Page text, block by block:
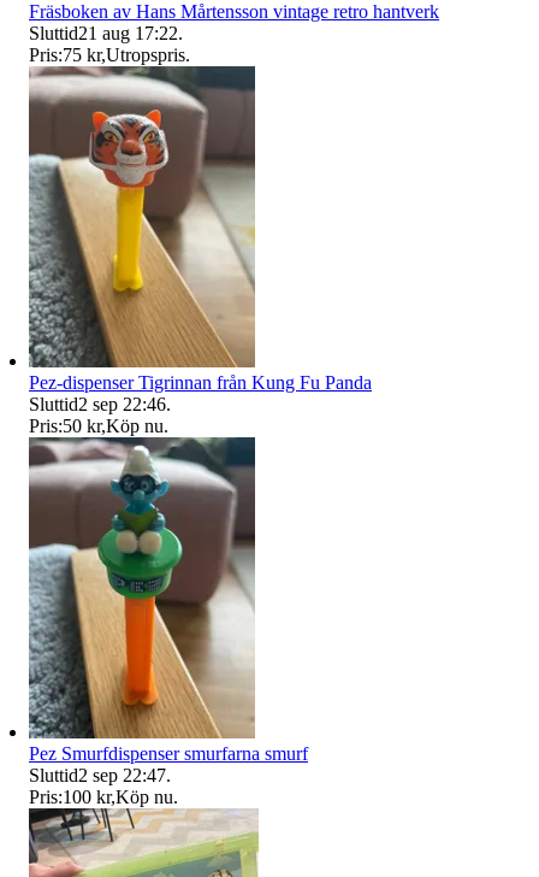
Fräsboken av Hans Mårtensson vintage retro hantverk
Sluttid21 aug 17:22.
Pris:75 kr,Utropspris.
Pez-dispenser Tigrinnan från Kung Fu Panda
Sluttid2 sep 22:46.
Pris:50 kr,Köp nu.
Pez Smurfdispenser smurfarna smurf
Sluttid2 sep 22:47.
Pris:100 kr,Köp nu.